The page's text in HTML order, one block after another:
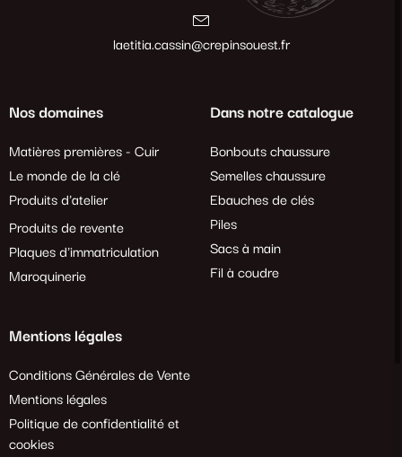
laetitia.cassin@crepinsouest.fr
Nos domaines
Matières premières - Cuir
Le monde de la clé
Produits d'atelier
Produits de revente
Plaques d'immatriculation
Maroquinerie
Dans notre catalogue
Bonbouts chaussure
Semelles chaussure
Ebauches de clés
Piles
Sacs à main
Fil à coudre
Mentions légales
Conditions Générales de Vente
Mentions légales
Politique de confidentialité et
cookies